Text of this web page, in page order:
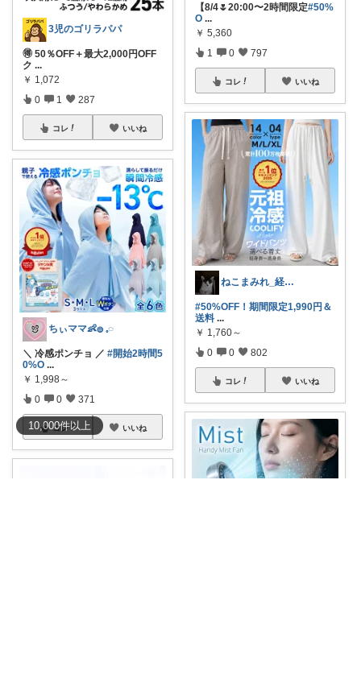
10,000件以上
3児のゴリラパパ
🉐 50％OFF＋最大2,000円OFF
ク ...
￥ 1,072
0 1 287
コレ いいね
ちぃママ👶𓐍 𓈒◌
＼ 冷感ポンチョ ／ #開始2時間5
0%O ...
￥ 1,998～
0 0 371
コレ いいね
【8/4🌷20:00〜2時間限定#50%
O ...
￥ 5,360
1 0 797
コレ いいね
ねこまみれ_経由感謝致します🐈
#50%OFF！期間限定1,990円＆
送料 ...
￥ 1,760～
0 0 802
コレ いいね